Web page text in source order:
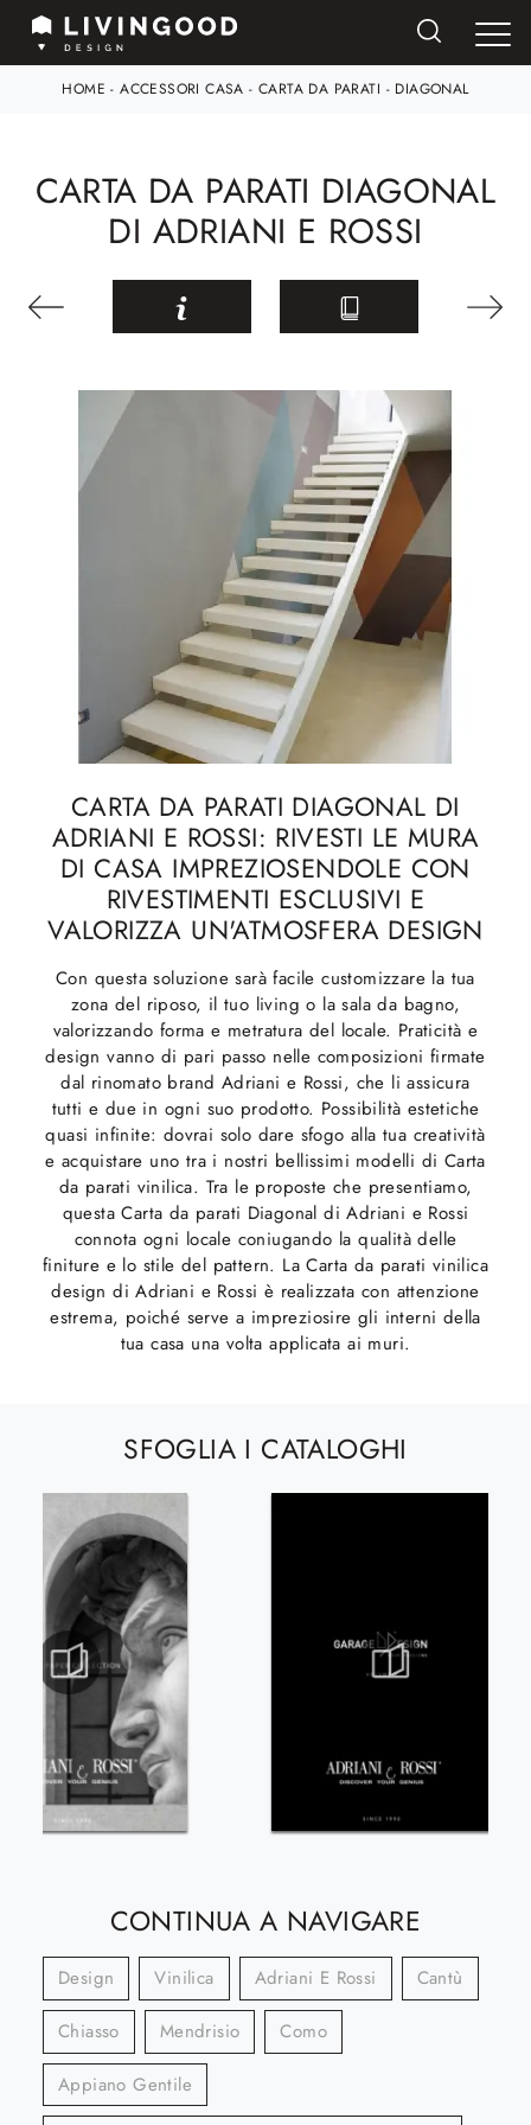
HOME -ACCESSORI CASA -CARTA DA PARATI - DIAGONAL
CARTA DA PARATI DIAGONAL
DI ADRIANI E ROSSI
CARTA DA PARATI DIAGONAL DI
ADRIANI E ROSSI: RIVESTI LE MURA
DI CASA IMPREZIOSENDOLE CON
RIVESTIMENTI ESCLUSIVI E
VALORIZZA UN'ATMOSFERA DESIGN
Con questa soluzione sarà facile customizzare la tua
zona del riposo, il tuo living o la sala da bagno,
valorizzando forma e metratura del locale. Praticità e
design vanno di pari passo nelle composizioni firmate
dal rinomato brand Adriani e Rossi, che li assicura
tutti e due in ogni suo prodotto. Possibilità estetiche
quasi infinite: dovrai solo dare sfogo alla tua creatività
e acquistare uno tra i nostri bellissimi modelli di Carta
da parati vinilica. Tra le proposte che presentiamo,
questa Carta da parati Diagonal di Adriani e Rossi
connota ogni locale coniugando la qualità delle
finiture e lo stile del pattern. La Carta da parati vinilica
design di Adriani e Rossi è realizzata con attenzione
estrema, poiché serve a impreziosire gli interni della
tua casa una volta applicata ai muri.
SFOGLIA I CATALOGHI
CONTINUA A NAVIGARE
Design Vinilica Adriani E Rossi Cantù
Chiasso Mendrisio Como
Appiano Gentile